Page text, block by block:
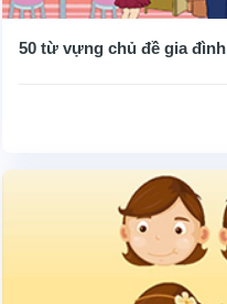
50 từ vựng chủ đề gia đình